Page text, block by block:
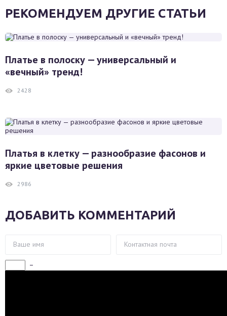
РЕКОМЕНДУЕМ ДРУГИЕ СТАТЬИ
Платье в полоску — универсальный и
«вечный» тренд!
2428
Платья в клетку — разнообразие фасонов и
яркие цветовые решения
2986
ДОБАВИТЬ КОММЕНТАРИЙ
−